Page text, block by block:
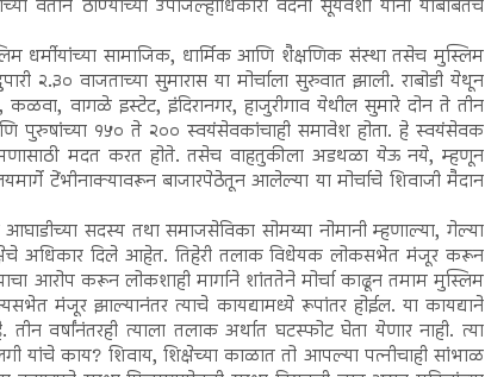
वतीने ठाण्याच्या उपजिल्हाधिकारी वंदना सूर्यवंशी यांना याबाबतचे
धर्मीयांच्या सामाजिक, धार्मिक आणि शैक्षणिक संस्था तसेच मुस्लिम
२.३० वाजताच्या सुमारास या मोर्चाला सुरुवात झाली. राबोडी येथून
कळवा, वागळे इस्टेट, इंदिरानगर, हाजुरीगाव येथील सुमारे दोन ते तीन
आणि पुरुषांच्या १५० ते २०० स्वयंसेवकांचाही समावेश होता. हे स्वयंसेवक
मदत करत होते. तसेच वाहतुकीला अडथळा येऊ नये, म्हणून
टेंभीनाक्यावरून बाजारपेठेतून आलेल्या या मोर्चाचे शिवाजी मैदान
सदस्य तथा समाजसेविका सोमय्या नोमानी म्हणाल्या, गेल्या
अधिकार दिले आहेत. तिहेरी तलाक विधेयक लोकसभेत मंजूर करून
आरोप करून लोकशाही मार्गाने शांततेने मोर्चा काढून तमाम मुस्लिम
मंजूर झाल्यानंतर त्याचे कायद्यामध्ये रूपांतर होईल. या कायद्याने
वर्षांनंतरही त्याला तलाक अर्थात घटस्फोट घेता येणार नाही. त्या
काय? शिवाय, शिक्षेच्या काळात तो आपल्या पत्नीचाही सांभाळ